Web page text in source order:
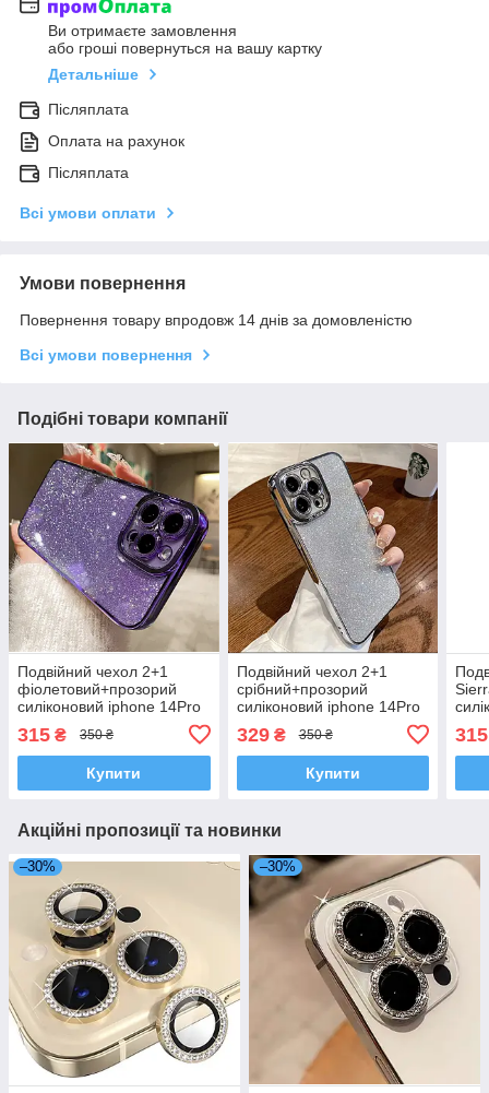
Ви отримаєте замовлення
або гроші повернуться на вашу картку
Детальніше
Післяплата
Оплата на рахунок
Післяплата
Всі умови оплати
Умови повернення
Повернення товару впродовж 14 днів за домовленістю
Всі умови повернення
Подібні товари компанії
Подвійний чехол 2+1
фіолетовий+прозорий
силіконовий iphone 14Pro
315 ₴ 350 ₴
Купити
Подвійний чехол 2+1
срібний+прозорий
силіконовий iphone 14Pro
329₴ 350 ₴
Купити
315
Акційні пропозиції та новинки
–30% –30%